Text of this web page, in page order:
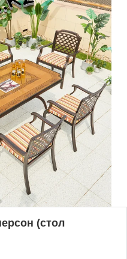
(стол